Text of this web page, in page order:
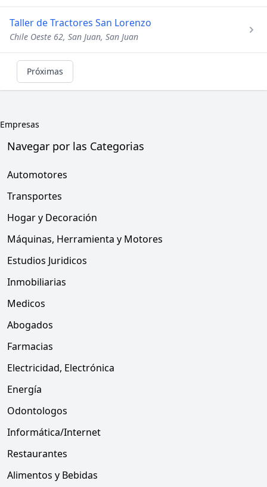
Taller de Tractores San Lorenzo
Chile Oeste 62, San Juan, San Juan
Próximas
Empresas
Navegar por las Categorias
Automotores
Transportes
Hogar y Decoración
Máquinas, Herramienta y Motores
Estudios Juridicos
Inmobiliarias
Medicos
Abogados
Farmacias
Electricidad, Electrónica
Energía
Odontologos
Informática/Internet
Restaurantes
Alimentos y Bebidas